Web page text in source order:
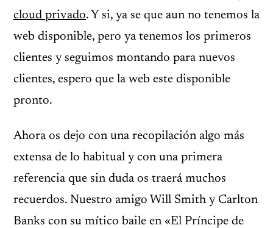
cloud privado. Y si, ya se que aun no tenemos la
web disponible, pero ya tenemos los primeros
clientes y seguimos montando para nuevos
clientes, espero que la web este disponible
pronto.
Ahora os dejo con una recopilación algo más
extensa de lo habitual y con una primera
referencia que sin duda os traerá muchos
recuerdos. Nuestro amigo Will Smith y Carlton
Banks con su mítico baile en «El Príncipe de